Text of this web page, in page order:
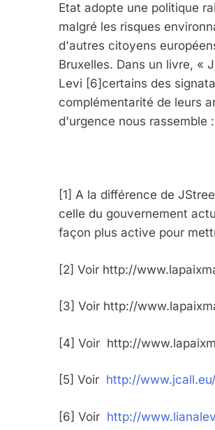
Etat adopte une politique
malgré les risques
d'autres citoyens
Bruxelles. Dans un livre, «
Levi [6]certains des
complémentarité de leurs
d'urgence nous rassemble
[1] A la différence de
celle du gouvernement
façon plus active pour
[2] Voir http://
[3] Voir http://
[4] Voir http://
[5] Voir http://
[6] Voir http://
6
CE